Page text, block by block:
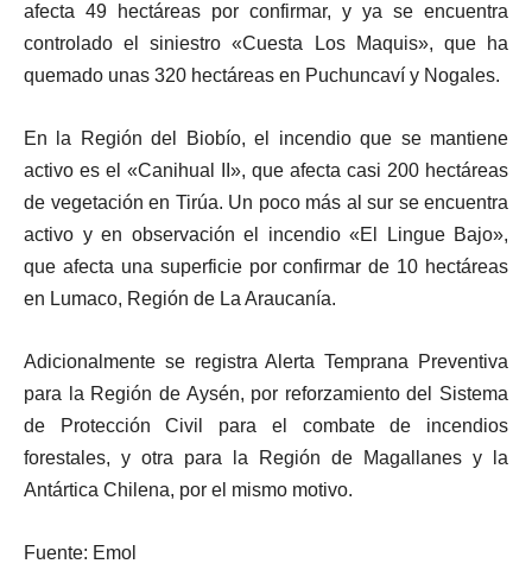
afecta 49 hectáreas por confirmar, y ya se encuentra
controlado el siniestro «Cuesta Los Maquis», que ha
quemado unas 320 hectáreas en Puchuncaví y Nogales.
En la Región del Biobío, el incendio que se mantiene
activo es el «Canihual II», que afecta casi 200 hectáreas
de vegetación en Tirúa. Un poco más al sur se encuentra
activo y en observación el incendio «El Lingue Bajo»,
que afecta una superficie por confirmar de 10 hectáreas
en Lumaco, Región de La Araucanía.
Adicionalmente se registra Alerta Temprana Preventiva
para la Región de Aysén, por reforzamiento del Sistema
de Protección Civil para el combate de incendios
forestales, y otra para la Región de Magallanes y la
Antártica Chilena, por el mismo motivo.
Fuente: Emol